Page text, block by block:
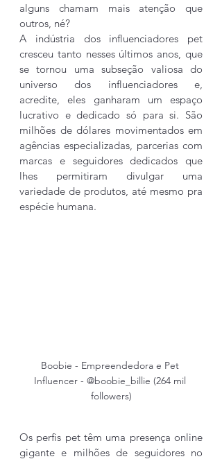
alguns chamam mais atenção que
outros, né?
A indústria dos influenciadores pet
cresceu tanto nesses últimos anos, que
se tornou uma subseção valiosa do
universo dos influenciadores e,
acredite, eles ganharam um espaço
lucrativo e dedicado só para si. São
milhões de dólares movimentados em
agências especializadas, parcerias com
marcas e seguidores dedicados que
lhes permitiram divulgar uma
variedade de produtos, até mesmo pra
espécie humana.
Boobie - Empreendedora e Pet
Influencer - @boobie_billie (264 mil
followers)
Os perfis pet têm uma presença online
gigante e milhões de seguidores no